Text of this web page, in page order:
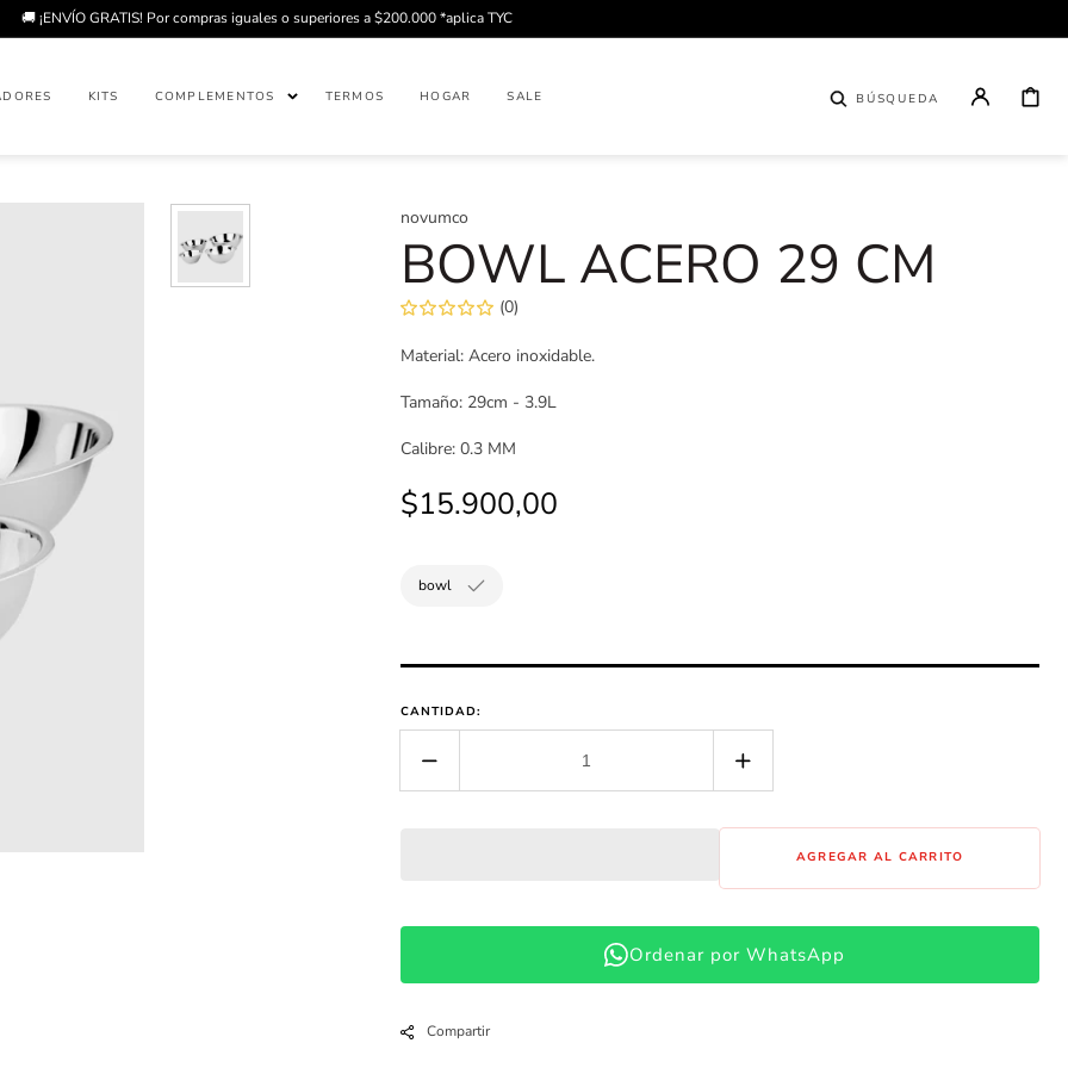
🚚 ¡ENVÍO GRATIS! Por compras iguales o superiores a $200.000 *aplica TYC
KITS COMPLEMENTOS TERMOS HOGAR SALE BÚSQUEDA CARRITO
novumco
BOWL ACERO 29 CM
(0)
Material: Acero inoxidable.
Tamaño: 29cm - 3.9L
Calibre: 0.3 MM
Precio
$15.900,00
bowl
CANTIDAD:
Reducir
cantidad
CM
Aumentar
cantidad
29
CM
AGREGAR AL CARRITO
Ordenar por WhatsApp
Compartir